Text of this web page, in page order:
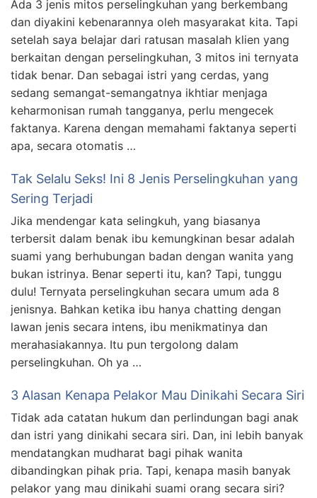
Ada 3 jenis mitos perselingkuhan yang berkembang
dan diyakini kebenarannya oleh masyarakat kita. Tapi
setelah saya belajar dari ratusan masalah klien yang
berkaitan dengan perselingkuhan, 3 mitos ini ternyata
tidak benar. Dan sebagai istri yang cerdas, yang
sedang semangat-semangatnya ikhtiar menjaga
keharmonisan rumah tangganya, perlu mengecek
faktanya. Karena dengan memahami faktanya seperti
apa, secara otomatis …
Tak Selalu Seks! Ini 8 Jenis Perselingkuhan yang
Sering Terjadi
Jika mendengar kata selingkuh, yang biasanya
terbersit dalam benak ibu kemungkinan besar adalah
suami yang berhubungan badan dengan wanita yang
bukan istrinya. Benar seperti itu, kan? Tapi, tunggu
dulu! Ternyata perselingkuhan secara umum ada 8
jenisnya. Bahkan ketika ibu hanya chatting dengan
lawan jenis secara intens, ibu menikmatinya dan
merahasiakannya. Itu pun tergolong dalam
perselingkuhan. Oh ya …
3 Alasan Kenapa Pelakor Mau Dinikahi Secara Siri
Tidak ada catatan hukum dan perlindungan bagi anak
dan istri yang dinikahi secara siri. Dan, ini lebih banyak
mendatangkan mudharat bagi pihak wanita
dibandingkan pihak pria. Tapi, kenapa masih banyak
pelakor yang mau dinikahi suami orang secara siri?